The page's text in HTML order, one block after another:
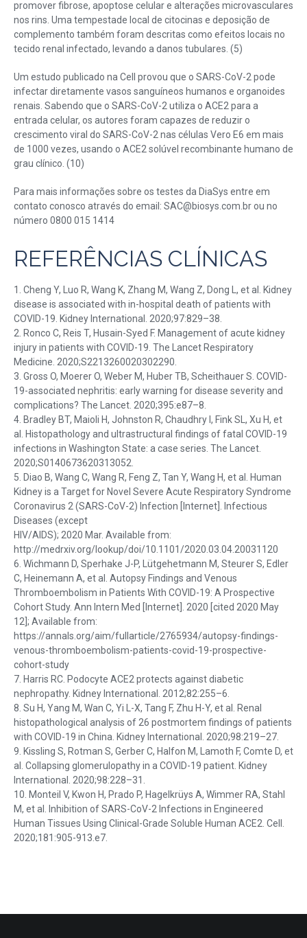
promover fibrose, apoptose celular e alterações microvasculares
nos rins. Uma tempestade local de citocinas e deposição de
complemento também foram descritas como efeitos locais no
tecido renal infectado, levando a danos tubulares. (5)
Um estudo publicado na Cell provou que o SARS-CoV-2 pode
infectar diretamente vasos sanguíneos humanos e organoides
renais. Sabendo que o SARS-CoV-2 utiliza o ACE2 para a
entrada celular, os autores foram capazes de reduzir o
crescimento viral do SARS-CoV-2 nas células Vero E6 em mais
de 1000 vezes, usando o ACE2 solúvel recombinante humano de
grau clínico. (10)
Para mais informações sobre os testes da DiaSys entre em
contato conosco através do email: SAC@biosys.com.br ou no
número 0800 015 1414
REFERÊNCIAS CLÍNICAS
1. Cheng Y, Luo R, Wang K, Zhang M, Wang Z, Dong L, et al. Kidney
disease is associated with in-hospital death of patients with
COVID-19. Kidney International. 2020;97:829–38.
2. Ronco C, Reis T, Husain-Syed F. Management of acute kidney
injury in patients with COVID-19. The Lancet Respiratory
Medicine. 2020;S2213260020302290.
3. Gross O, Moerer O, Weber M, Huber TB, Scheithauer S. COVID-
19-associated nephritis: early warning for disease severity and
complications? The Lancet. 2020;395:e87–8.
4. Bradley BT, Maioli H, Johnston R, Chaudhry I, Fink SL, Xu H, et
al. Histopathology and ultrastructural findings of fatal COVID-19
infections in Washington State: a case series. The Lancet.
2020;S0140673620313052.
5. Diao B, Wang C, Wang R, Feng Z, Tan Y, Wang H, et al. Human
Kidney is a Target for Novel Severe Acute Respiratory Syndrome
Coronavirus 2 (SARS-CoV-2) Infection [Internet]. Infectious
Diseases (except
HIV/AIDS); 2020 Mar. Available from:
http://medrxiv.org/lookup/doi/10.1101/2020.03.04.20031120
6. Wichmann D, Sperhake J-P, Lütgehetmann M, Steurer S, Edler
C, Heinemann A, et al. Autopsy Findings and Venous
Thromboembolism in Patients With COVID-19: A Prospective
Cohort Study. Ann Intern Med [Internet]. 2020 [cited 2020 May
12]; Available from:
https://annals.org/aim/fullarticle/2765934/autopsy-findings-
venous-thromboembolism-patients-covid-19-prospective-
cohort-study
7. Harris RC. Podocyte ACE2 protects against diabetic
nephropathy. Kidney International. 2012;82:255–6.
8. Su H, Yang M, Wan C, Yi L-X, Tang F, Zhu H-Y, et al. Renal
histopathological analysis of 26 postmortem findings of patients
with COVID-19 in China. Kidney International. 2020;98:219–27.
9. Kissling S, Rotman S, Gerber C, Halfon M, Lamoth F, Comte D, et
al. Collapsing glomerulopathy in a COVID-19 patient. Kidney
International. 2020;98:228–31.
10. Monteil V, Kwon H, Prado P, Hagelkrüys A, Wimmer RA, Stahl
M, et al. Inhibition of SARS-CoV-2 Infections in Engineered
Human Tissues Using Clinical-Grade Soluble Human ACE2. Cell.
2020;181:905-913.e7.